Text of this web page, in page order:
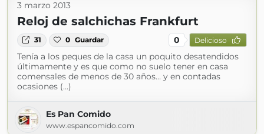
3 marzo 2013
Reloj de salchichas Frankfurt
31 0 Guardar 0 Delicioso
Tenía a los peques de la casa un poquito desatendidos
últimamente y es que como no suelo tener en casa
comensales de menos de 30 años… y en contadas
ocasiones (...)
Es Pan Comido
www.espancomido.com